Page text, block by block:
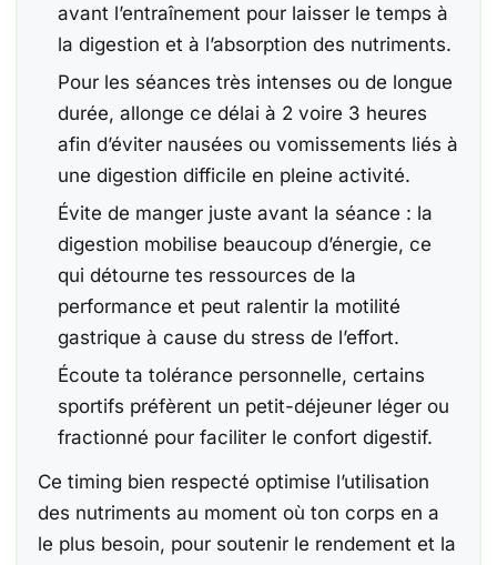
avant l’entraînement pour laisser le temps à
la digestion et à l’absorption des nutriments.
Pour les séances très intenses ou de longue
durée, allonge ce délai à 2 voire 3 heures
afin d’éviter nausées ou vomissements liés à
une digestion difficile en pleine activité.
Évite de manger juste avant la séance : la
digestion mobilise beaucoup d’énergie, ce
qui détourne tes ressources de la
performance et peut ralentir la motilité
gastrique à cause du stress de l’effort.
Écoute ta tolérance personnelle, certains
sportifs préfèrent un petit-déjeuner léger ou
fractionné pour faciliter le confort digestif.
Ce timing bien respecté optimise l’utilisation
des nutriments au moment où ton corps en a
le plus besoin, pour soutenir le rendement et la